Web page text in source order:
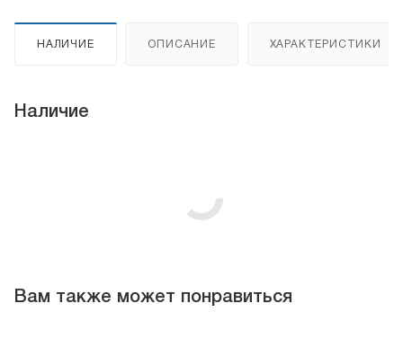
НАЛИЧИЕ ОПИСАНИЕ ХАРАКТЕРИСТИКИ
Наличие
Вам также может понравиться